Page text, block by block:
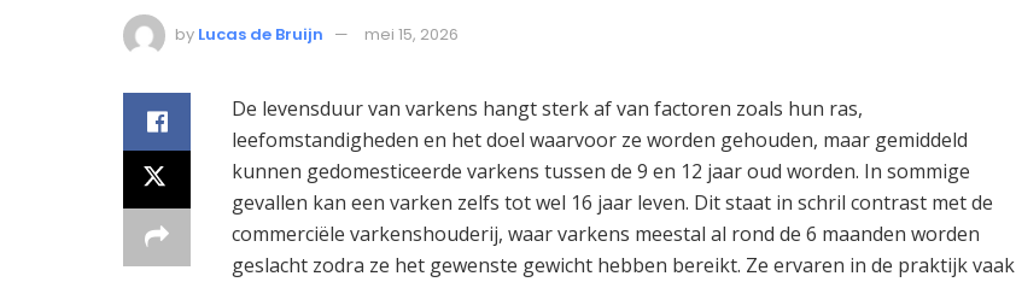
by Lucas de Bruijn mei 15, 2026
De levensduur van varkens hangt sterk af van factoren zoals hun ras,
leefomstandigheden en het doel waarvoor ze worden gehouden, maar gemiddeld
kunnen gedomesticeerde varkens tussen de 9 en 12 jaar oud worden. In sommige
gevallen kan een varken zelfs tot wel 16 jaar leven. Dit staat in schril contrast met de
commerciële varkenshouderij, waar varkens meestal al rond de 6 maanden worden
geslacht zodra ze het gewenste gewicht hebben bereikt. Ze ervaren in de praktijk vaak